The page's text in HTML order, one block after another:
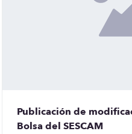
Publicación de
Bolsa del SESCAM